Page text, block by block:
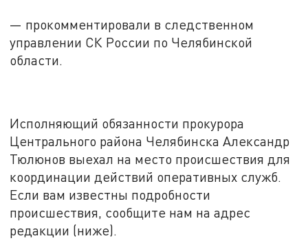
— прокомментировали в следственном
управлении СК России по Челябинской
области.
Исполняющий обязанности прокурора
Центрального района Челябинска Александр
Тюлюнов выехал на место происшествия для
координации действий оперативных служб.
Если вам известны подробности
происшествия, сообщите нам на адрес
редакции (ниже).